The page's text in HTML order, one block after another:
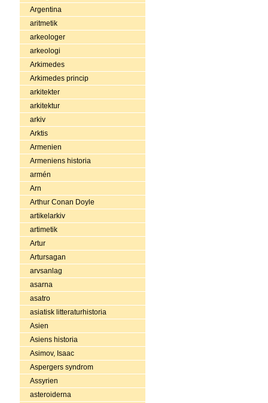
Argentina
aritmetik
arkeologer
arkeologi
Arkimedes
Arkimedes princip
arkitekter
arkitektur
arkiv
Arktis
Armenien
Armeniens historia
armén
Arn
Arthur Conan Doyle
artikelarkiv
artimetik
Artur
Artursagan
arvsanlag
asarna
asatro
asiatisk litteraturhistoria
Asien
Asiens historia
Asimov, Isaac
Aspergers syndrom
Assyrien
asteroiderna